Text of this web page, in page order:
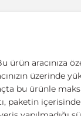
ürün aracınıza
üzerinde
bu ürünle
paketin